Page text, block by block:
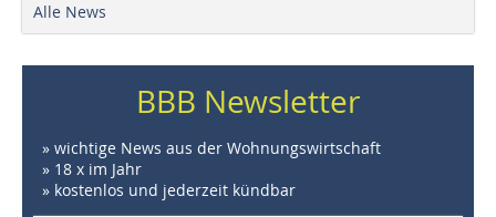
Alle News
BBB Newsletter
» wichtige News aus der Wohnungswirtschaft
» 18 x im Jahr
» kostenlos und jederzeit kündbar